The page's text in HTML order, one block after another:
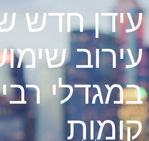
עידן חדש
עירוב
במגדלי רבי
קומות